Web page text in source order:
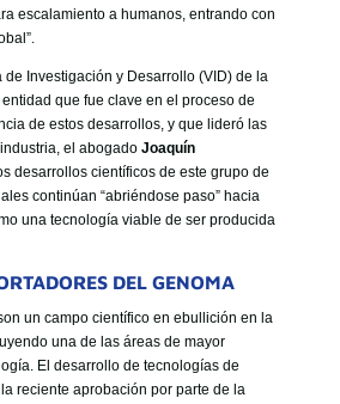
escalamiento a humanos, entrando con
de Investigación y Desarrollo (VID) de la
que fue clave en el proceso de
de estos desarrollos, y que lideró las
el abogado Joaquín
desarrollos científicos de este grupo de
continúan “abriéndose paso” hacia
una tecnología viable de ser producida
DEL GENOMA
un campo científico en ebullición en la
una de las áreas de mayor
El desarrollo de tecnologías de
reciente aprobación por parte de la